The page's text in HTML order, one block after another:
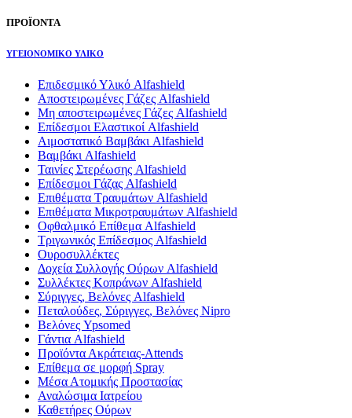
ΠΡΟΪΟΝΤΑ
ΥΓΕΙΟΝΟΜΙΚΟ ΥΛΙΚΟ
Επιδεσμικό Υλικό Alfashield
Αποστειρωμένες Γάζες Alfashield
Μη αποστειρωμένες Γάζες Alfashield
Επίδεσμοι Ελαστικοί Alfashield
Αιμοστατικό Βαμβάκι Alfashield
Βαμβάκι Alfashield
Ταινίες Στερέωσης Alfashield
Επίδεσμοι Γάζας Alfashield
Επιθέματα Τραυμάτων Alfashield
Επιθέματα Μικροτραυμάτων Alfashield
Οφθαλμικό Eπίθεμα Alfashield
Τριγωνικός Επίδεσμος Alfashield
Ουροσυλλέκτες
Δοχεία Συλλογής Ούρων Alfashield
Συλλέκτες Κοπράνων Alfashield
Σύριγγες, Βελόνες Alfashield
Πεταλούδες, Σύριγγες, Βελόνες Nipro
Βελόνες Ypsomed
Γάντια Alfashield
Προϊόντα Ακράτειας-Attends
Επίθεμα σε μορφή Spray
Μέσα Ατομικής Προστασίας
Αναλώσιμα Ιατρείου
Καθετήρες Ούρων